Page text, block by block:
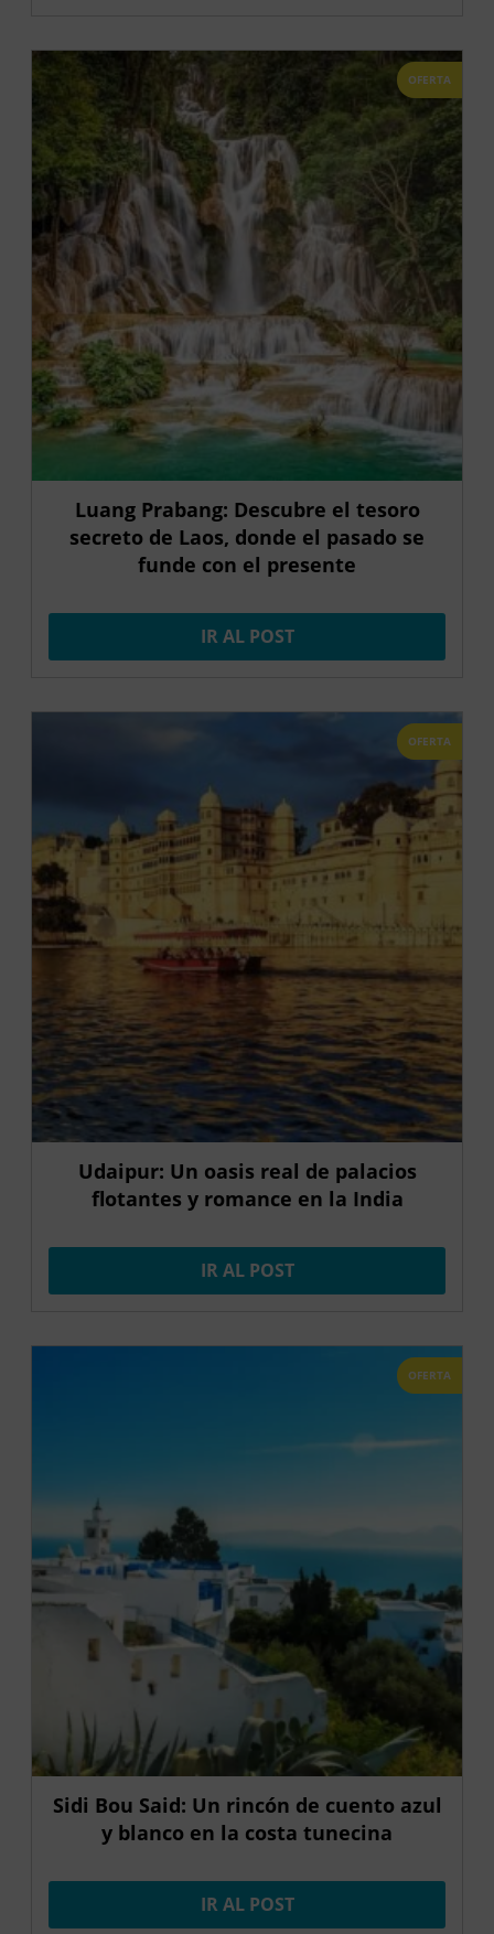
OFERTA
Luang Prabang: Descubre el tesoro
secreto de Laos, donde el pasado se
funde con el presente
IR AL POST
OFERTA
Udaipur: Un oasis real de palacios
flotantes y romance en la India
IR AL POST
OFERTA
Sidi Bou Said: Un rincón de cuento azul
y blanco en la costa tunecina
IR AL POST